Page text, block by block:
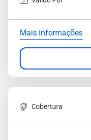
Mais informações
Cobertura